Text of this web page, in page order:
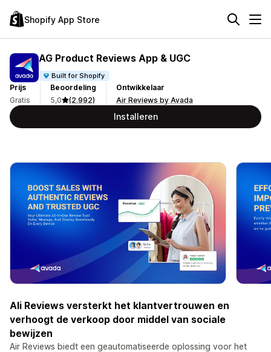
Shopify App Store
AG Product Reviews App & UGC
Built for Shopify
Prijs
Gratis
Beoordeling
5,0
(2.992)
Ontwikkelaar
Air Reviews by Avada
Installeren
Ali Reviews versterkt het klantvertrouwen en
verhoogt de verkoop door middel van sociale
bewijzen
Air Reviews biedt een geautomatiseerde oplossing voor het